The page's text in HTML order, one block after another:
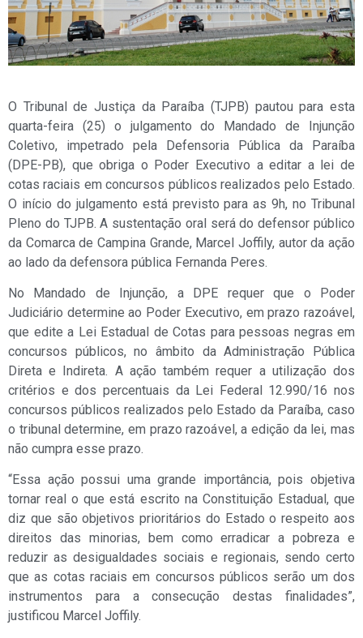
O Tribunal de Justiça da Paraíba (TJPB) pautou para esta
quarta-feira (25) o julgamento do Mandado de Injunção
Coletivo, impetrado pela Defensoria Pública da Paraíba
(DPE-PB), que obriga o Poder Executivo a editar a lei de
cotas raciais em concursos públicos realizados pelo Estado.
O início do julgamento está previsto para as 9h, no Tribunal
Pleno do TJPB. A sustentação oral será do defensor público
da Comarca de Campina Grande, Marcel Joffily, autor da ação
ao lado da defensora pública Fernanda Peres.
No Mandado de Injunção, a DPE requer que o Poder
Judiciário determine ao Poder Executivo, em prazo razoável,
que edite a Lei Estadual de Cotas para pessoas negras em
concursos públicos, no âmbito da Administração Pública
Direta e Indireta. A ação também requer a utilização dos
critérios e dos percentuais da Lei Federal 12.990/16 nos
concursos públicos realizados pelo Estado da Paraíba, caso
o tribunal determine, em prazo razoável, a edição da lei, mas
não cumpra esse prazo.
“Essa ação possui uma grande importância, pois objetiva
tornar real o que está escrito na Constituição Estadual, que
diz que são objetivos prioritários do Estado o respeito aos
direitos das minorias, bem como erradicar a pobreza e
reduzir as desigualdades sociais e regionais, sendo certo
que as cotas raciais em concursos públicos serão um dos
instrumentos para a consecução destas finalidades”,
justificou Marcel Joffily.